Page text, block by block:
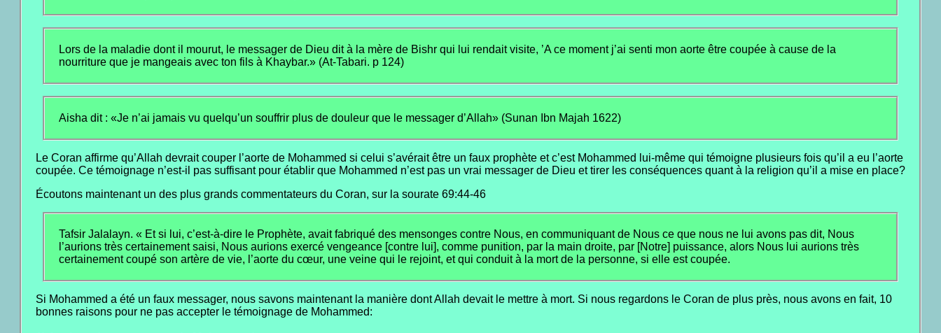
Lors de la maladie dont il mourut, le messager de Dieu dit à la mère de Bishr qui lui rendait visite, ’A ce moment j’ai senti mon aorte être coupée à cause de la
nourriture que je mangeais avec ton fils à Khaybar.» (At-Tabari. p 124)
Aisha dit : «Je n’ai jamais vu quelqu’un souffrir plus de douleur que le messager d’Allah» (Sunan Ibn Majah 1622)
Le Coran affirme qu’Allah devrait couper l’aorte de Mohammed si celui s’avérait être un faux prophète et c’est Mohammed lui-même qui témoigne plusieurs fois qu’il a eu l’aorte
coupée. Ce témoignage n’est-il pas suffisant pour établir que Mohammed n’est pas un vrai messager de Dieu et tirer les conséquences quant à la religion qu’il a mise en place?
Écoutons maintenant un des plus grands commentateurs du Coran, sur la sourate 69:44-46
Tafsir Jalalayn. « Et si lui, c’est-à-dire le Prophète, avait fabriqué des mensonges contre Nous, en communiquant de Nous ce que nous ne lui avons pas dit, Nous
l’aurions très certainement saisi, Nous aurions exercé vengeance [contre lui], comme punition, par la main droite, par [Notre] puissance, alors Nous lui aurions très
certainement coupé son artère de vie, l’aorte du cœur, une veine qui le rejoint, et qui conduit à la mort de la personne, si elle est coupée.
Si Mohammed a été un faux messager, nous savons maintenant la manière dont Allah devait le mettre à mort. Si nous regardons le Coran de plus près, nous avons en fait, 10
bonnes raisons pour ne pas accepter le témoignage de Mohammed: